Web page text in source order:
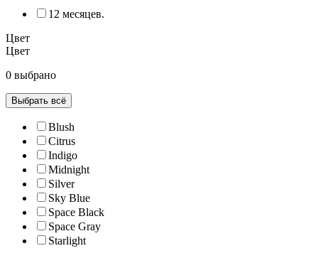
12 месяцев.
Цвет
Цвет
0 выбрано
Выбрать всё
Blush
Citrus
Indigo
Midnight
Silver
Sky Blue
Space Black
Space Gray
Starlight